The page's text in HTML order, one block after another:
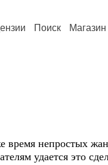
Поиск Магазин
непростых
удается это